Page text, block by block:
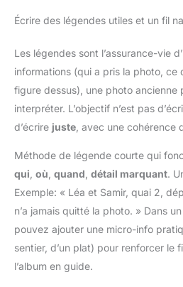
Écrire des légendes utiles et un fil
Les légendes sont l’assurance-vie
informations (qui a pris la photo, ce
figure dessus), une photo ancienne
interpréter. L’objectif n’est pas
d’écrire juste , avec une cohérence
Méthode de légende courte qui
qui où quand détail marquant.
Exemple: « Léa et Samir, quai 2,
n’a jamais quitté la photo. » Dans
pouvez ajouter une micro-info
sentier, d’un plat) pour renforcer le
l’album en guide.